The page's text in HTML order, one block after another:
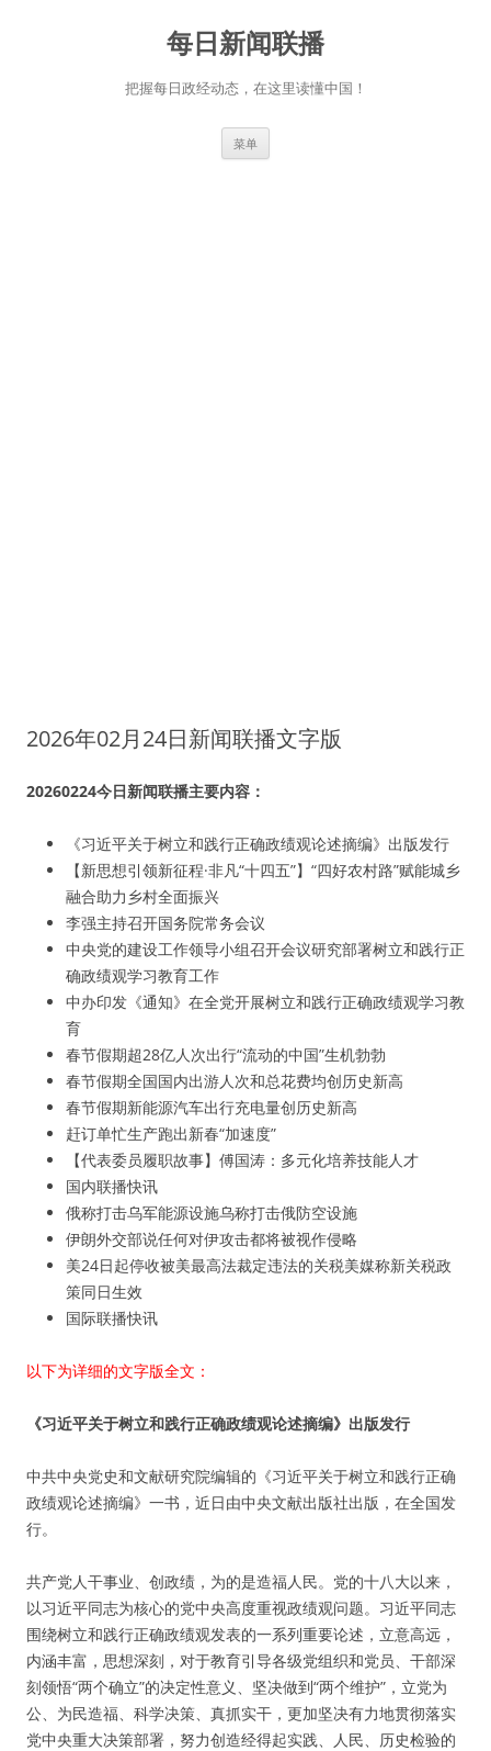
每日新闻联播
把握每日政经动态，在这里读懂中国！
菜单
2026年02月24日新闻联播文字版
20260224今日新闻联播主要内容：
《习近平关于树立和践行正确政绩观论述摘编》出版发行
【新思想引领新征程·非凡“十四五”】“四好农村路”赋能城乡
融合助力乡村全面振兴
李强主持召开国务院常务会议
中央党的建设工作领导小组召开会议研究部署树立和践行正
确政绩观学习教育工作
中办印发《通知》在全党开展树立和践行正确政绩观学习教
育
春节假期超28亿人次出行“流动的中国”生机勃勃
春节假期全国国内出游人次和总花费均创历史新高
春节假期新能源汽车出行充电量创历史新高
赶订单忙生产跑出新春“加速度”
【代表委员履职故事】傅国涛：多元化培养技能人才
国内联播快讯
俄称打击乌军能源设施乌称打击俄防空设施
伊朗外交部说任何对伊攻击都将被视作侵略
美24日起停收被美最高法裁定违法的关税美媒称新关税政
策同日生效
国际联播快讯
以下为详细的文字版全文：
《习近平关于树立和践行正确政绩观论述摘编》出版发行
中共中央党史和文献研究院编辑的《习近平关于树立和践行正确
政绩观论述摘编》一书，近日由中央文献出版社出版，在全国发
行。
共产党人干事业、创政绩，为的是造福人民。党的十八大以来，
以习近平同志为核心的党中央高度重视政绩观问题。习近平同志
围绕树立和践行正确政绩观发表的一系列重要论述，立意高远，
内涵丰富，思想深刻，对于教育引导各级党组织和党员、干部深
刻领悟“两个确立”的决定性意义、坚决做到“两个维护”，立党为
公、为民造福、科学决策、真抓实干，更加坚决有力地贯彻落实
党中央重大决策部署，努力创造经得起实践、人民、历史检验的